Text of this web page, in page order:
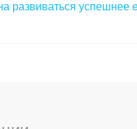
развиваться успешнее